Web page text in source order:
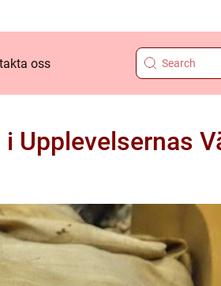
oss
Upplevelsernas